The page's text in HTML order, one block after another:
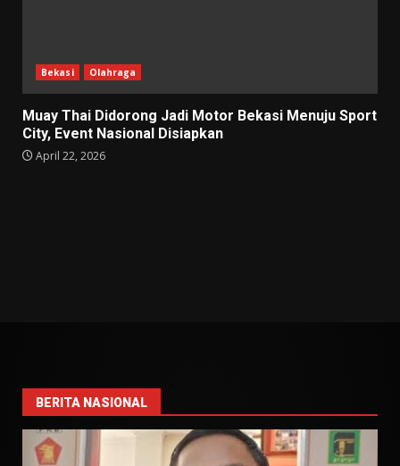
Bekasi Olahraga
Muay Thai Didorong Jadi Motor Bekasi Menuju Sport
City, Event Nasional Disiapkan
April 22, 2026
BERITA NASIONAL